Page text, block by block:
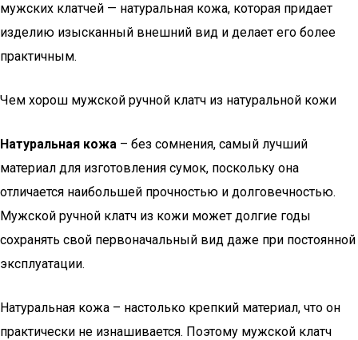
мужских клатчей — натуральная кожа, которая придает
изделию изысканный внешний вид и делает его более
практичным.
Чем хорош мужской ручной клатч из натуральной кожи
Натуральная кожа – без сомнения, самый лучший
материал для изготовления сумок, поскольку она
отличается наибольшей прочностью и долговечностью.
Мужской ручной клатч из кожи может долгие годы
сохранять свой первоначальный вид даже при постоянной
эксплуатации.
Натуральная кожа – настолько крепкий материал, что он
практически не изнашивается. Поэтому мужской клатч